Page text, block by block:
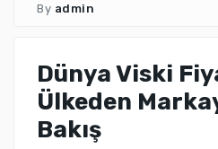
By admin
Dünya Viski
Ülkeden
Bakış